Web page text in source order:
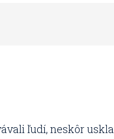
ľudí, neskôr